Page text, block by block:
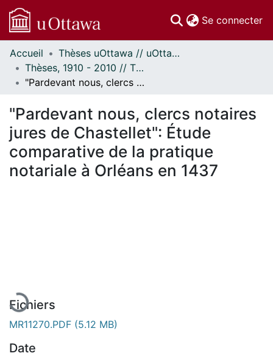
Se connecter
Communautés
et collections
Parcourir
À propos
Accueil
Thèses uOttawa // uOttawa Theses
Thèses, 1910 - 2010 // Theses, 1910 - 2010
"Pardevant nous, clercs notaires jures de Chastellet": Étude comparative de la pratique notariale à Orléans en 1437
"Pardevant nous, clercs notaires
jures de Chastellet": Étude
comparative de la pratique
notariale à Orléans en 1437
Fichiers
MR11270.PDF (5.12 MB)
Date